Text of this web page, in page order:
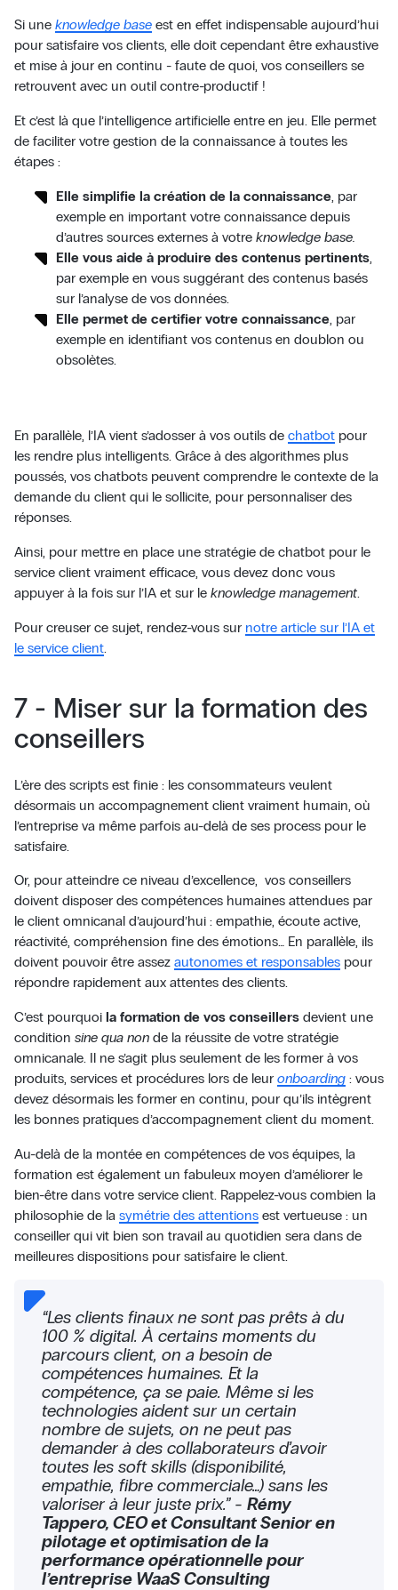
Si une knowledge baseest en effet indispensable aujourd’hui
pour satisfaire vos clients, elle doit cependant être exhaustive
et mise à jour en continu - faute de quoi, vos conseillers se
retrouvent avec un outil contre-productif !
Et c’est là que l’intelligence artificielle entre en jeu. Elle permet
de faciliter votre gestion de la connaissance à toutes les
étapes :
Elle simplifie la création de la connaissance, par
exemple en important votre connaissance depuis
d’autres sources externes à votre knowledge base.
Elle vous aide à produire des contenus pertinents,
par exemple en vous suggérant des contenus basés
sur l’analyse de vos données.
Elle permet de certifier votre connaissance, par
exemple en identifiant vos contenus en doublon ou
obsolètes.
En parallèle, l’IA vient s’adosser à vos outils de chatbotpour
les rendre plus intelligents. Grâce à des algorithmes plus
poussés, vos chatbots peuvent comprendre le contexte de la
demande du client qui le sollicite, pour personnaliser des
réponses.
Ainsi, pour mettre en place une stratégie de chatbot pour le
service client vraiment efficace, vous devez donc vous
appuyer à la fois sur l’IA et sur le knowledge management.
Pour creuser ce sujet, rendez-vous sur notre article sur l’IA et
le service client.
7 - Miser sur la formation des
conseillers
L’ère des scripts est finie : les consommateurs veulent
désormais un accompagnement client vraiment humain, où
l’entreprise va même parfois au-delà de ses process pour le
satisfaire.
Or, pour atteindre ce niveau d’excellence, vos conseillers
doivent disposer des compétences humaines attendues par
le client omnicanal d’aujourd’hui : empathie, écoute active,
réactivité, compréhension fine des émotions… En parallèle, ils
doivent pouvoir être assez autonomes et responsablespour
répondre rapidement aux attentes des clients.
C’est pourquoi la formation de vos conseillers devient une
condition sine qua nonde la réussite de votre stratégie
omnicanale. Il ne s’agit plus seulement de les former à vos
produits, services et procédures lors de leur onboarding: vous
devez désormais les former en continu, pour qu’ils intègrent
les bonnes pratiques d’accompagnement client du moment.
Au-delà de la montée en compétences de vos équipes, la
formation est également un fabuleux moyen d’améliorer le
bien-être dans votre service client. Rappelez-vous combien la
philosophie de la symétrie des attentionsest vertueuse : un
conseiller qui vit bien son travail au quotidien sera dans de
meilleures dispositions pour satisfaire le client.
“Les clients finaux ne sont pas prêts à du
100 % digital. À certains moments du
parcours client, on a besoin de
compétences humaines. Et la
compétence, ça se paie. Même si les
technologies aident sur un certain
nombre de sujets, on ne peut pas
demander à des collaborateurs d’avoir
toutes les soft skills (disponibilité,
empathie, fibre commerciale…) sans les
valoriser à leur juste prix.” -Rémy
Tappero, CEO et Consultant Senior en
pilotage et optimisation de la
performance opérationnelle pour
l’entreprise WaaS Consulting